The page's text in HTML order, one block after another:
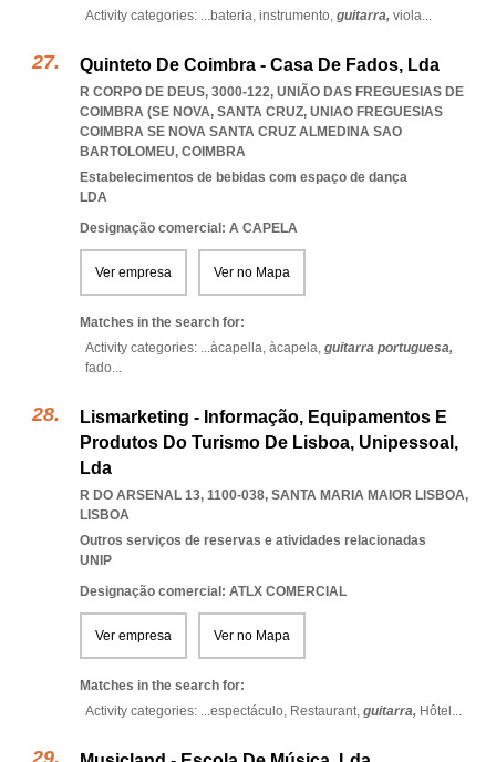
Activity categories: ...bateria, instrumento, guitarra, viola...
Quinteto De Coimbra - Casa De Fados, Lda
R CORPO DE DEUS, 3000-122, UNIÃO DAS FREGUESIAS DE
COIMBRA (SE NOVA, SANTA CRUZ, UNIAO FREGUESIAS
COIMBRA SE NOVA SANTA CRUZ ALMEDINA SAO
BARTOLOMEU, COIMBRA
Estabelecimentos de bebidas com espaço de dança
LDA
Designação comercial: A CAPELA
Ver empresa Ver no Mapa
Matches in the search for:
Activity categories: ...àcapella, àcapela, guitarra portuguesa,
fado...
Lismarketing - Informação, Equipamentos E
Produtos Do Turismo De Lisboa, Unipessoal,
Lda
R DO ARSENAL 13, 1100-038, SANTA MARIA MAIOR LISBOA,
LISBOA
Outros serviços de reservas e atividades relacionadas
UNIP
Designação comercial: ATLX COMERCIAL
Ver empresa Ver no Mapa
Matches in the search for:
Activity categories: ...espectáculo, Restaurant, guitarra, Hôtel ...